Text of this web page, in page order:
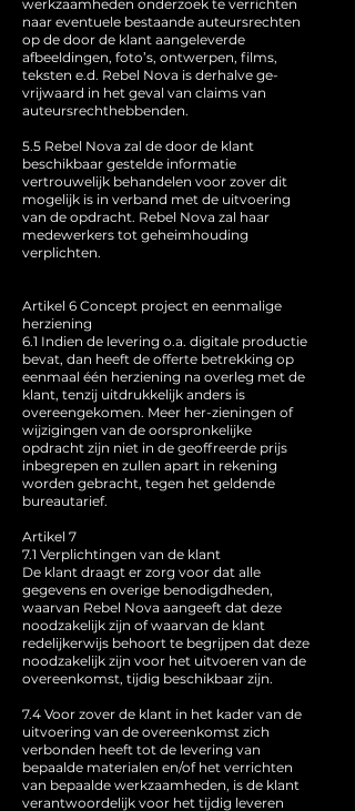
werkzaamheden onderzoek te verrichten
naar eventuele bestaande auteursrechten
op de door de klant aangeleverde
afbeeldingen, foto’s, ontwerpen, films,
teksten e.d. Rebel Nova is derhalve ge-
vrijwaard in het geval van claims van
auteursrechthebbenden.
5.5 Rebel Nova zal de door de klant
beschikbaar gestelde informatie
vertrouwelijk behandelen voor zover dit
mogelijk is in verband met de uitvoering
van de opdracht. Rebel Nova zal haar
medewerkers tot geheimhouding
verplichten.
Artikel 6 Concept project en eenmalige
herziening
6.1 Indien de levering o.a. digitale productie
bevat, dan heeft de offerte betrekking op
eenmaal één herziening na overleg met de
klant, tenzij uitdrukkelijk anders is
overeengekomen. Meer her-zieningen of
wijzigingen van de oorspronkelijke
opdracht zijn niet in de geoffreerde prijs
inbegrepen en zullen apart in rekening
worden gebracht, tegen het geldende
bureautarief.
Artikel 7
7.1 Verplichtingen van de klant
De klant draagt er zorg voor dat alle
gegevens en overige benodigdheden,
waarvan Rebel Nova aangeeft dat deze
noodzakelijk zijn of waarvan de klant
redelijkerwijs behoort te begrijpen dat deze
noodzakelijk zijn voor het uitvoeren van de
overeenkomst, tijdig beschikbaar zijn.
7.4 Voor zover de klant in het kader van de
uitvoering van de overeenkomst zich
verbonden heeft tot de levering van
bepaalde materialen en/of het verrichten
van bepaalde werkzaamheden, is de klant
verantwoordelijk voor het tijdig leveren